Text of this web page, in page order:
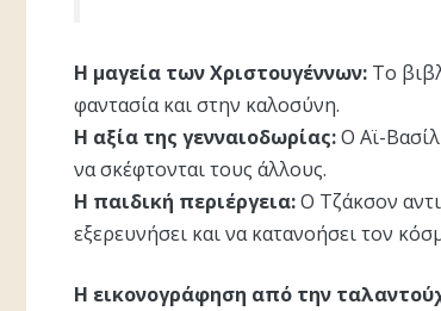
Η μαγεία των Χριστουγέννων: Το
φαντασία και στην καλοσύνη.
Η αξία της γενναιοδωρίας:Ο Αϊ-
να σκέφτονται τους άλλους.
Η παιδική περιέργεια:Ο Τζάκσον
εξερευνήσει και να κατανοήσει τον
Η εικονογράφηση από την